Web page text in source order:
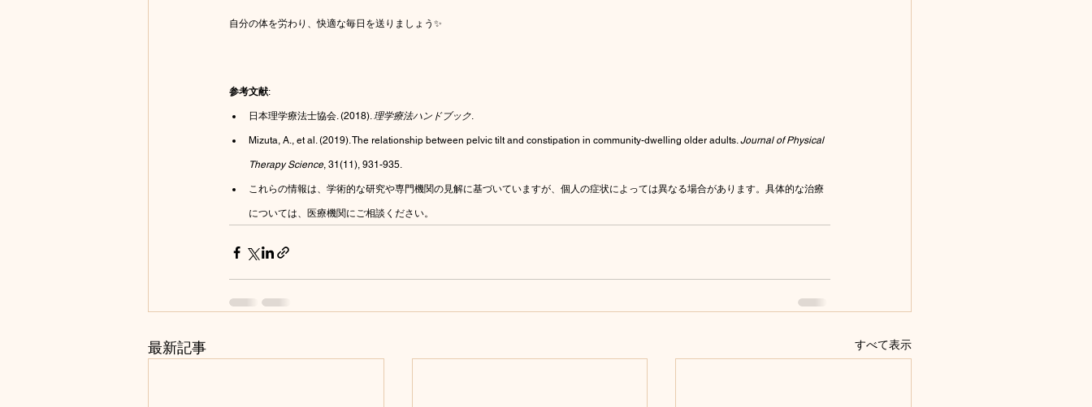
自分の体を労わり、快適な毎日を送りましょう✨
参考文献:
日本理学療法士協会. (2018). 理学療法ハンドブック.
Mizuta, A., et al. (2019). The relationship between pelvic tilt and constipation in community-dwelling older adults. Journal of Physical
Therapy Science, 31(11), 931-935.
これらの情報は、学術的な研究や専門機関の見解に基づいていますが、個人の症状によっては異なる場合があります。具体的な治療
については、医療機関にご相談ください。
最新記事 すべて表示